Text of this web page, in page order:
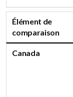
Élément de
comparaison
Canada